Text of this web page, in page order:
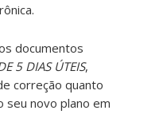
documentos
5 DIAS ÚTEIS,
correção quanto
seu novo plano em